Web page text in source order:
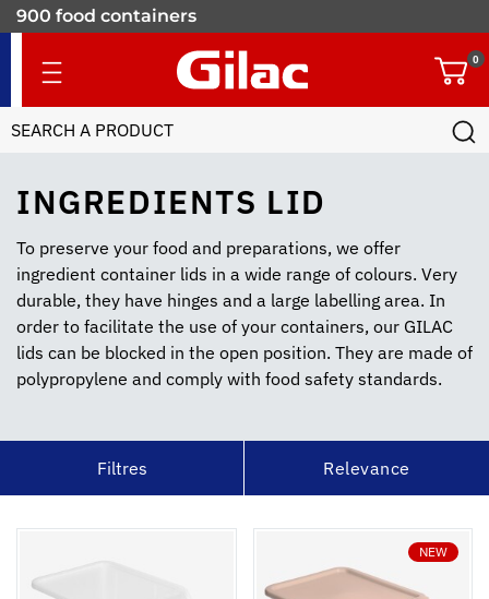
INGREDIENTS LID
To preserve your food and preparations, we offer
ingredient container lids in a wide range of colours. Very
durable, they have hinges and a large labelling area. In
order to facilitate the use of your containers, our GILAC
lids can be blocked in the open position. They are made of
polypropylene and comply with food safety standards.
Filtres Relevance
NEW
900 food containers
0